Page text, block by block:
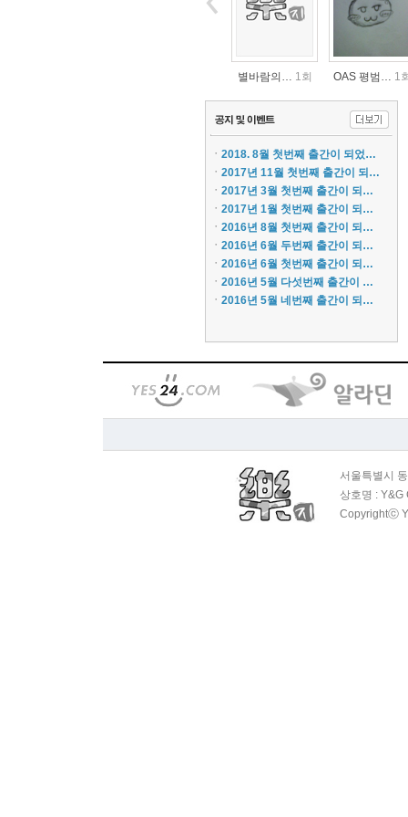
별바람의… 1회 OAS 평범… 1
동료 없… 1회 동료 없…
OAS 평범… 1회
ㆍ 2018. 8월 첫번째 출간이 되었…
ㆍ 2017년 11월 첫번째 출간이 되…
ㆍ 2017년 3월 첫번째 출간이 되…
ㆍ 2017년 1월 첫번째 출간이 되…
ㆍ 2016년 8월 첫번째 출간이 되…
ㆍ 2016년 6월 두번째 출간이 되…
ㆍ 2016년 6월 첫번째 출간이 되…
ㆍ 2016년 5월 다섯번째 출간이 …
ㆍ 2016년 5월 네번째 출간이 되…
서울특별시
상호명 :
Copyrightⓒ